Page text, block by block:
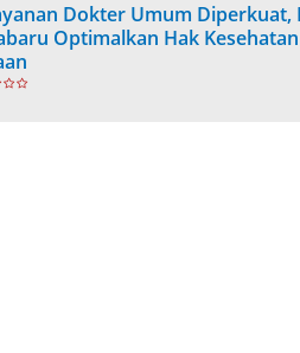
Dokter Umum Diperkuat,
Optimalkan Hak